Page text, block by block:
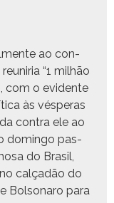
ao con­
“1 mil­hão
com o evi­dente
às vésperas
con­tra ele ao
domin­go pas­
do Brasil,
calçadão do
Bol­sonaro para